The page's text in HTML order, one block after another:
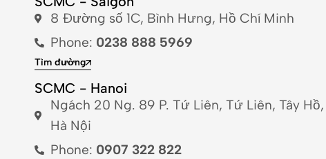
8 Đường số 1C, Bình Hưng, Hồ Chí Minh
Phone: 0238 888 5969
Tìm đường
SCMC - Hanoi
Ngách 20 Ng. 89 P. Tứ Liên, Tứ Liên, Tây Hồ,
Hà Nội
Phone: 0907 322 822